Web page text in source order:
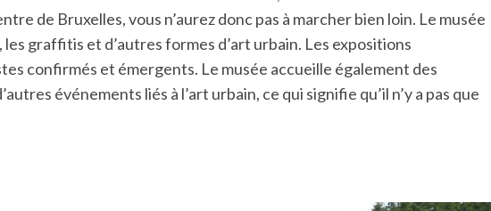
de Bruxelles, vous n’aurez donc pas à marcher bien loin. Le musée
graffitis et d’autres formes d’art urbain. Les expositions
confirmés et émergents. Le musée accueille également des
événements liés à l’art urbain, ce qui signifie qu’il n’y a pas que